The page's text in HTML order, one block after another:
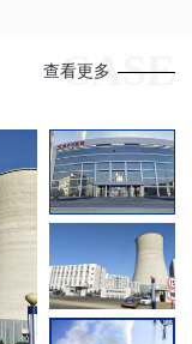
CASE
查看更多